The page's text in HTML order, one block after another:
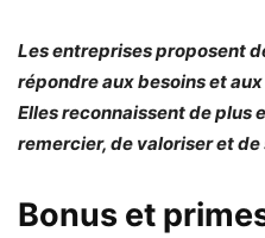
Les entreprises proposent
répondre aux besoins et
Elles reconnaissent de plus
remercier, de valoriser et
Bonus et